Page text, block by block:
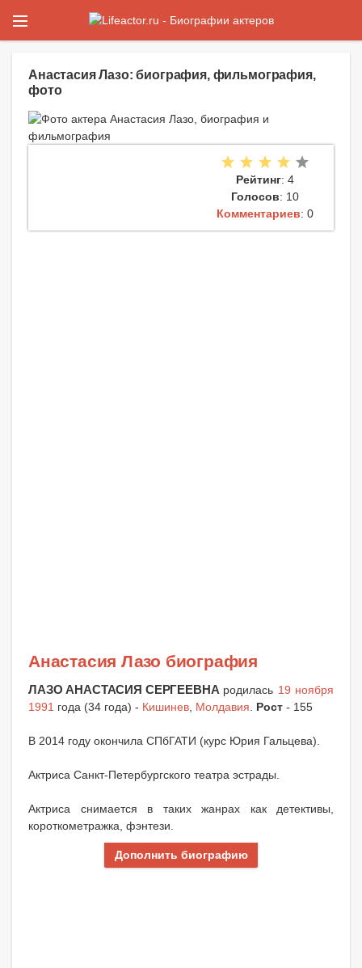
Анастасия Лазо: биография, фильмография,
фото
Рейтинг: 4
Голосов: 10
Комментариев: 0
Анастасия Лазо биография
ЛАЗО АНАСТАСИЯ СЕРГЕЕВНА родилась 19 ноября
1991 года (34 года) - Кишинев Молдавия Рост - 155
В 2014 году окончила СПбГАТИ (курс Юрия Гальцева).
Актриса Санкт-Петербургского театра эстрады.
Актриса снимается в таких жанрах как детективы,
короткометражка, фэнтези.
Дополнить биографию